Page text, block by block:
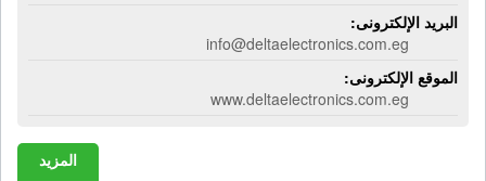
البريد الإلكترونى:
info@deltaelectronics.com.eg
الموقع الإلكترونى:
www.deltaelectronics.com.eg
المزيد